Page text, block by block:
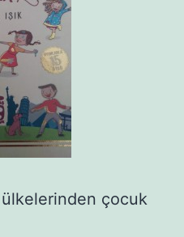
ülkelerinden çocuk